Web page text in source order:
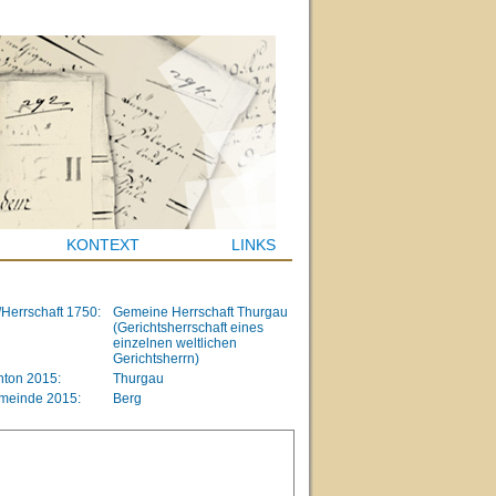
KONTEXT LINKS
1750:
Gemeine Herrschaft Thurgau
(Gerichtsherrschaft eines
einzelnen weltlichen
Gerichtsherrn)
2015:
Thurgau
2015:
Berg